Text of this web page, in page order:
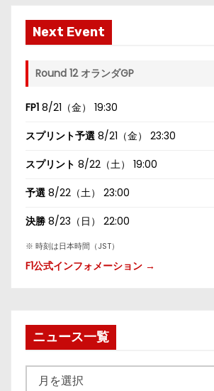
Next Event
Round 12 オランダGP
FP1 8/21（金） 19:30
スプリント予選 8/21（金） 23:30
スプリント 8/22（土） 19:00
予選 8/22（土） 23:00
決勝 8/23（日） 22:00
※ 時刻は日本時間（JST）
F1公式インフォメーション →
ニュース一覧